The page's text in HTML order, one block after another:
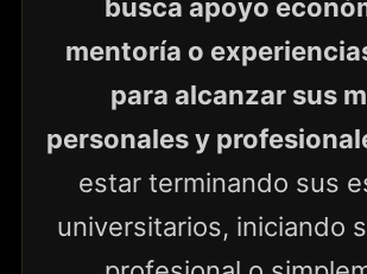
busca apoyo
mentoría o
para alcanzar sus
personales y
estar terminando sus
universitarios, iniciando